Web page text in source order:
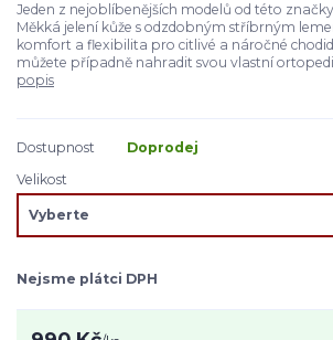
Jeden z nejoblíbenějších modelů od této
Měkká jelení kůže s odzdobným stříbrným
komfort a flexibilita pro citlivé a náročné
můžete případně nahradit svou vlastní
popis
Dostupnost
Doprodej
Velikost
Nejsme plátci DPH